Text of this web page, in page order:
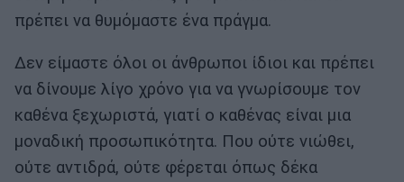
πρέπει να θυμόμαστε ένα πράγμα.
Δεν είμαστε όλοι οι άνθρωποι ίδιοι και πρέπει
να δίνουμε λίγο χρόνο για να γνωρίσουμε τον
καθένα ξεχωριστά, γιατί ο καθένας είναι μια
μοναδική προσωπικότητα. Που ούτε νιώθει,
ούτε αντιδρά, ούτε φέρεται όπως δέκα